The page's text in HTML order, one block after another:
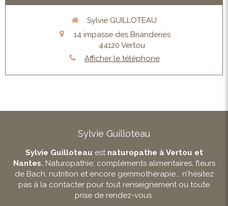
Sylvie GUILLOTEAU
14 impasse des Brianderies
44120 Vertou
Afficher le téléphone
Sylvie Guilloteau
Sylvie Guilloteau est naturopathe à Vertou et
Nantes. Naturopathie, compléments alimentaires, fleurs
de Bach, nutrition et encore gemmothérapie... n'hésitez
pas à la contacter pour tout renseignement ou toute
prise de rendez-vous.